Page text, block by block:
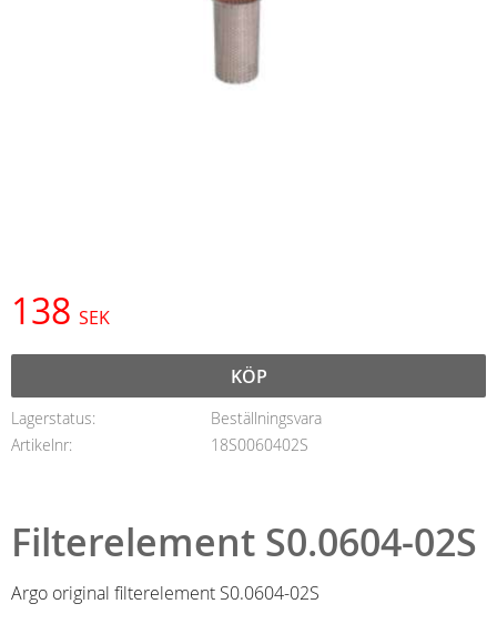
138 SEK
KÖP
Lagerstatus
Beställningsvara
Artikelnr
18S0060402S
Filterelement S0.0604-02S
Argo original filterelement S0.0604-02S